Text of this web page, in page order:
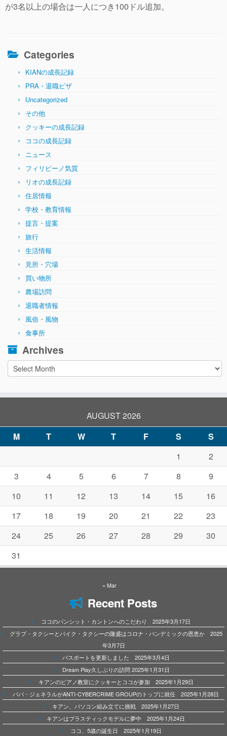
が3名以上の場合は一人につき100ドル追加。
Categories
KIANの成長記録
PRA・退職ビザ
Uncategorized
その他
クッキーの成長記録
ココの成長記録
ニュース
フィリピーノ気質
リオの成長記録
住居情報
学校・教育情報
提言・提案
旅行
生活情報
見所・穴場
買い物所
農場訪問
退職者情報
風俗・風物
食事所
Archives
Archives
AUGUST 2026
M
T W T F S
S
1
2
3
4 5 6 7 8
9
10
11 12 13 14 15
16
17
18 19 20 21 22
23
24
25 26 27 28 29
30
31
« Mar
Recent Posts
ココのパンシット・カントンへのこだわり 2025年3月17日
グラブ・タクシーとバイク・タクシーの隆盛はコロナ・パンデミックの恩恵か 2025
年3月7日
パスポートを更新しました 2025年3月4日
Dream Play久しぶりの訪問 2025年1月31日
キアンのピアノ教室にクッキーとココが参加 2025年1月29日
パパ・ジェネラルがANTI-CYBERCRIME GROUPのトップに就任 2025年1月28日
キアン、パソコン組み立てに挑戦 2025年1月27日
キアンはプラスティックモデルに夢中 2025年1月24日
ココ、5歳の誕生日 2025年1月19日